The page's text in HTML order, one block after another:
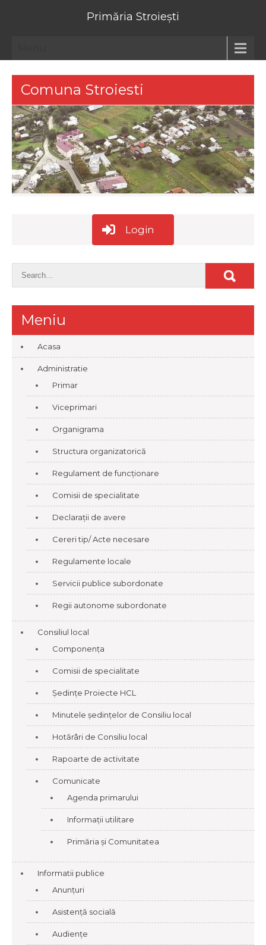
Primăria Stroiești
Comuna Stroiesti
Login
Meniu
Acasa
Administratie
Primar
Viceprimari
Organigrama
Structura organizatorică
Regulament de funcționare
Comisii de specialitate
Declarații de avere
Cereri tip/ Acte necesare
Regulamente locale
Servicii publice subordonate
Regii autonome subordonate
Consiliul local
Componența
Comisii de specialitate
Ședințe Proiecte HCL
Minutele ședințelor de Consiliu local
Hotărâri de Consiliu local
Rapoarte de activitate
Comunicate
Agenda primarului
Informații utilitare
Primăria și Comunitatea
Informatii publice
Anunțuri
Asistență socială
Audiențe